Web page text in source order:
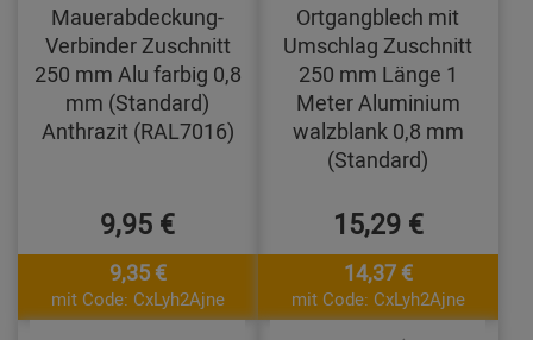
Mauerabdeckung-
Verbinder Zuschnitt
250 mm Alu farbig 0,8
mm (Standard)
Anthrazit (RAL7016)
9,95 €
9,35 €
mit Code: CxLyh2Ajne
Ortgangblech mit
Umschlag Zuschnitt
250 mm Länge 1
Meter Aluminium
walzblank 0,8 mm
(Standard)
15,29 €
14,37 €
mit Code: CxLyh2Ajne